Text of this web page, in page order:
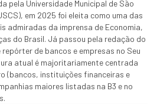
pela Universidade Municipal de São
em 2025 foi eleita como uma das
admiradas da imprensa de Economia,
do Brasil. Já passou pela redação do
repórter de bancos e empresas no Seu
atual é majoritariamente centrada
(bancos, instituições financeiras e
maiores listadas na B3 e no